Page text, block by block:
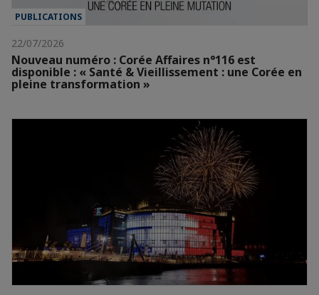
PUBLICATIONS
22/07/2026
Nouveau numéro : Corée Affaires n°116 est
disponible : « Santé & Vieillissement : une Corée en
pleine transformation »